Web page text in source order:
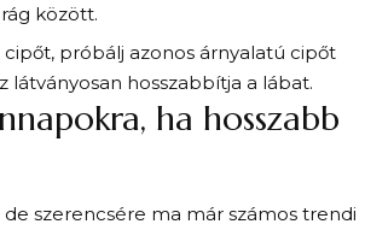
között.
cipőt, próbálj azonos árnyalatú cipőt
látványosan hosszabbítja a lábat.
ha hosszabb
szerencsére ma már számos trendi